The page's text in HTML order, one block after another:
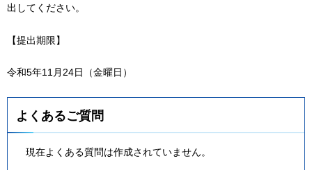
出してください。
【提出期限】
令和5年11月24日（金曜日）
よくあるご質問
現在よくある質問は作成されていません。